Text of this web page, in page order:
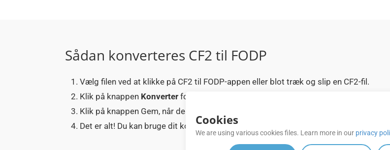
Sådan konverteres CF2 til FODP
Vælg filen ved at klikke på CF2 til FODP-appen eller blot træk og slip en CF2-fil.
Klik på knappen Konverter for at uploade CF2 og konvertere den til en FODP-fil.
Klik på knappen Gem, når den vises efter vellykket CF2 til FODP formatkonvertering.
Det er alt! Du kan bruge dit konverterede FODP dokument efter behov.
Cookies
We are using various cookies files. Learn more in our privacy